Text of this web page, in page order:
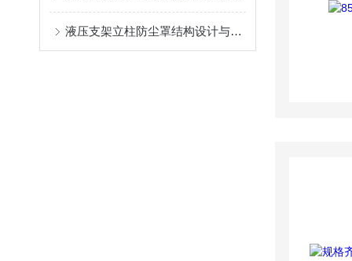
液压支架立柱防尘罩结构设计与密封防护原理